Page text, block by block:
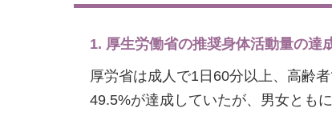
1. 厚生労働省の推奨身体活動量の達
厚労省は成人で1日60分以上、高齢
49.5%が達成していたが、男女とも